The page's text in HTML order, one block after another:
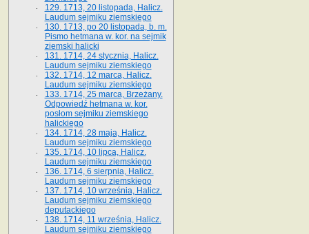
129. 1713, 20 listopada, Halicz.
Laudum sejmiku ziemskiego
130. 1713, po 20 listopada, b. m.
Pismo hetmana w. kor. na sejmik
ziemski halicki
131. 1714, 24 stycznia, Halicz.
Laudum sejmiku ziemskiego
132. 1714, 12 marca, Halicz.
Laudum sejmiku ziemskiego
133. 1714, 25 marca, Brzeżany.
Odpowiedź hetmana w. kor.
posłom sejmiku ziemskiego
halickiego
134. 1714, 28 maja, Halicz.
Laudum sejmiku ziemskiego
135. 1714, 10 lipca, Halicz.
Laudum sejmiku ziemskiego
136. 1714, 6 sierpnia, Halicz.
Laudum sejmiku ziemskiego
137. 1714, 10 września, Halicz.
Laudum sejmiku ziemskiego
deputackiego
138. 1714, 11 września, Halicz.
Laudum sejmiku ziemskiego